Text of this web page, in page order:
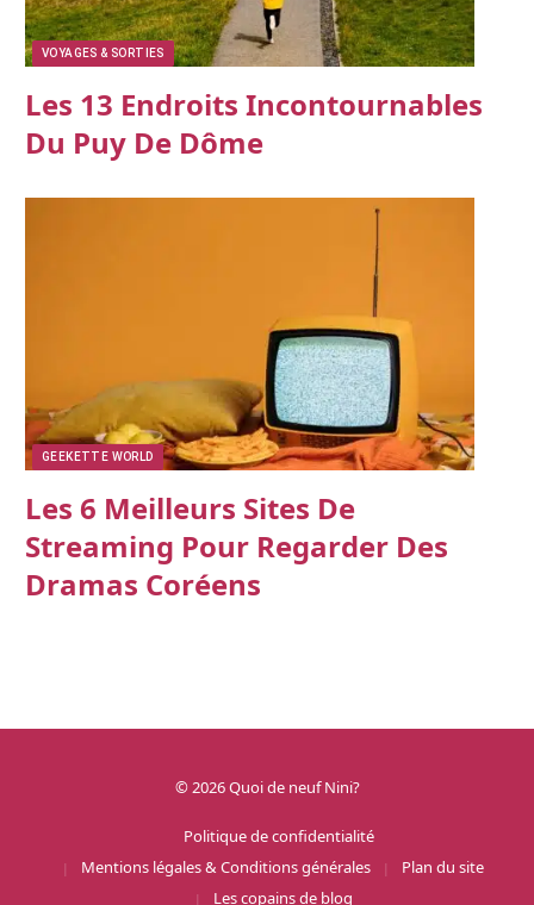
VOYAGES & SORTIES
Les 13 Endroits Incontournables
Du Puy De Dôme
GEEKETTE WORLD
Les 6 Meilleurs Sites De
Streaming Pour Regarder Des
Dramas Coréens
© 2026 Quoi de neuf Nini?
Politique de confidentialité
Mentions légales & Conditions générales
Plan du site
Les copains de blog